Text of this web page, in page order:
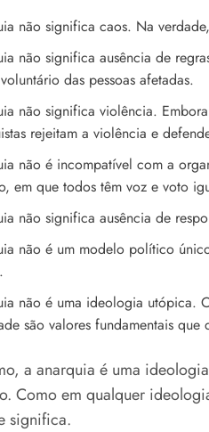
não significa caos. Na
não significa ausência de
das pessoas afetadas.
não significa violência.
rejeitam a violência e
não é incompatível com a
em que todos têm voz e voto
não significa ausência de
não é um modelo político
não é uma ideologia utópica.
são valores fundamentais que
a anarquia é uma
Como em qualquer
significa.